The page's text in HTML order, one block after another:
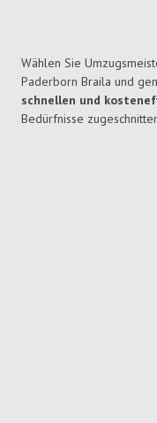
Wählen Sie
Paderborn Braila und
schnellen und
Bedürfnisse